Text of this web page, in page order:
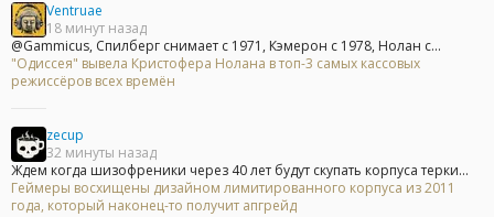
Ventruae
18 минут назад
@Gammicus, Спилберг снимает с 1971, Кэмерон с 1978, Нолан с...
"Одиссея" вывела Кристофера Нолана в топ-3 самых кассовых
режиссёров всех времён
zecup
32 минуты назад
Ждем когда шизофреники через 40 лет будут скупать корпуса терки...
Геймеры восхищены дизайном лимитированного корпуса из 2011
года, который наконец-то получит апгрейд